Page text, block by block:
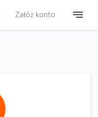
Załóż konto